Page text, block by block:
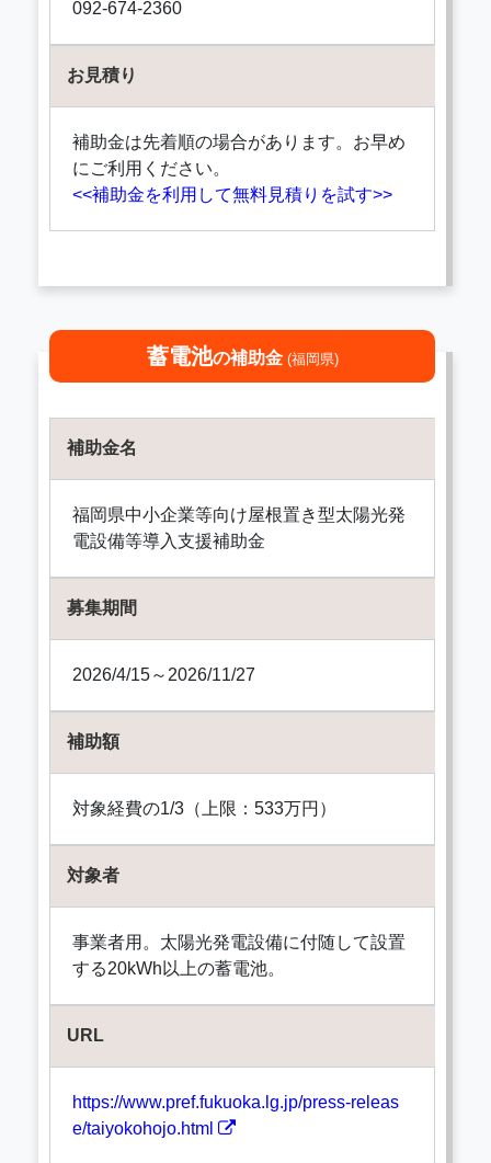
092-674-2360
お見積り
補助金は先着順の場合があります。お早め
にご利用ください。
<<補助金を利用して無料見積りを試す>>
蓄電池の補助金 (福岡県)
補助金名
福岡県中小企業等向け屋根置き型太陽光発
電設備等導入支援補助金
募集期間
2026/4/15～2026/11/27
補助額
対象経費の1/3（上限：533万円）
対象者
事業者用。太陽光発電設備に付随して設置
する20kWh以上の蓄電池。
URL
https://www.pref.fukuoka.lg.jp/press-releas
e/taiyokohojo.html